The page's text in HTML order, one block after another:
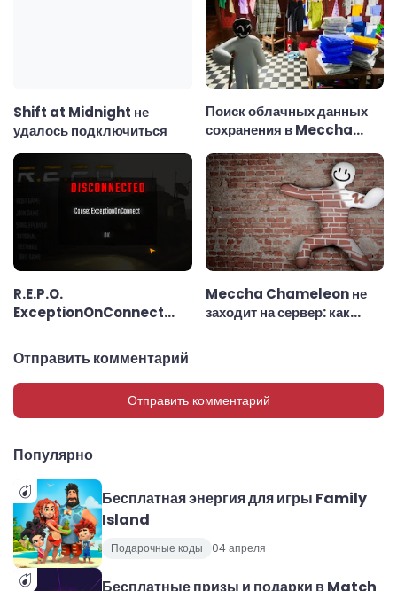
Shift at Midnight не
удалось подключиться
Поиск облачных данных
сохранения в Meccha
исправить ошибку Cloud
Save Error
R.E.P.O.
ExceptionOnConnect
способы исправления
Meccha Chameleon не
заходит на сервер: как
Отправить комментарий
Отправить комментарий
Популярно
Бесплатная энергия для игры Family
Island
Подарочные коды 04 апреля